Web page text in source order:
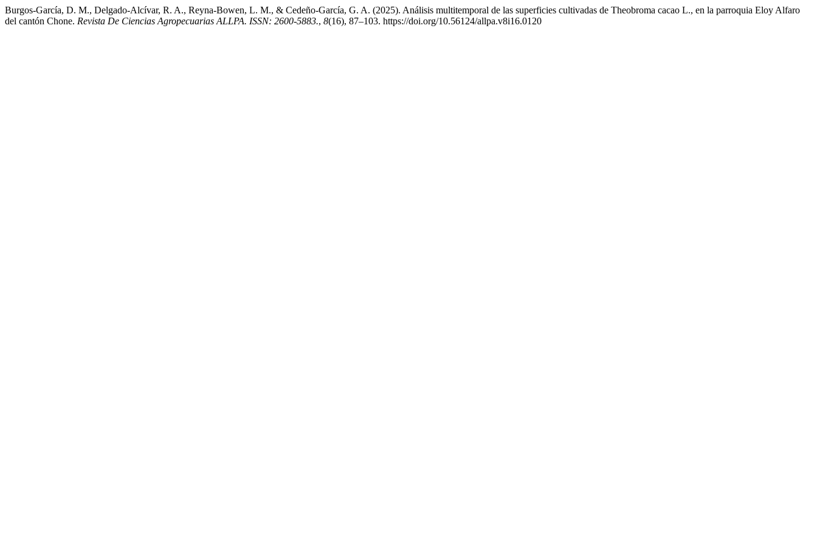
Burgos-García, D. M., Delgado-Alcívar, R. A., Reyna-Bowen, L. M., & Cedeño-García, G. A. (2025). Análisis multitemporal de las superficies cultivadas de Theobroma cacao L., en la parroquia Eloy Alfaro
del cantón Chone. Revista De Ciencias Agropecuarias ALLPA. ISSN: 2600-5883., 8(16), 87–103. https://doi.org/10.56124/allpa.v8i16.0120